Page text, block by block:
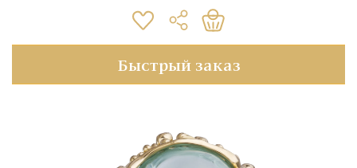
Быстрый заказ